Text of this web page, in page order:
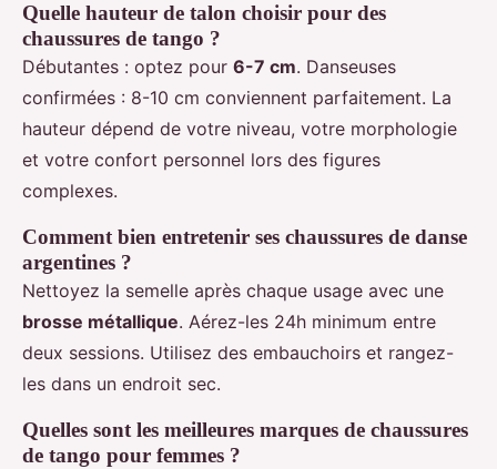
Quelle hauteur de talon choisir pour des
chaussures de tango ?
Débutantes : optez pour 6-7 cm. Danseuses
confirmées : 8-10 cm conviennent parfaitement. La
hauteur dépend de votre niveau, votre morphologie
et votre confort personnel lors des figures
complexes.
Comment bien entretenir ses chaussures de danse
argentines ?
Nettoyez la semelle après chaque usage avec une
brosse métallique. Aérez-les 24h minimum entre
deux sessions. Utilisez des embauchoirs et rangez-
les dans un endroit sec.
Quelles sont les meilleures marques de chaussures
de tango pour femmes ?